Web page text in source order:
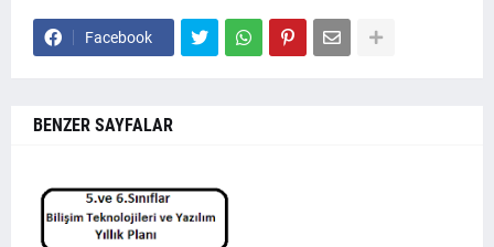
Facebook
BENZER SAYFALAR